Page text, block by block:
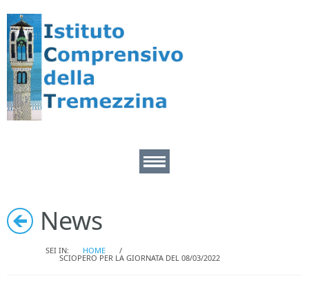
Home
Area Docenti
News
SEI IN: HOME /
SCIOPERO PER LA GIORNATA DEL 08/03/2022